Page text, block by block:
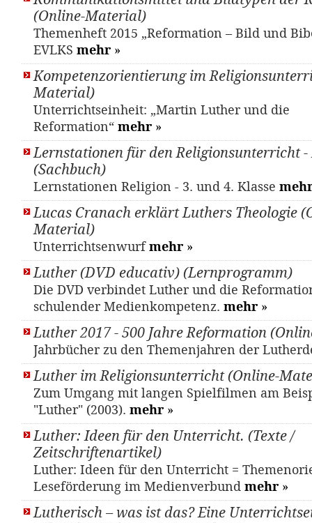
(Online-Material)
Themenheft 2015 „Reformation – Bild und
EVLKS mehr »
Kompetenzorientierung im
Material)
Unterrichtseinheit: „Martin Luther und die
Reformation“ mehr »
Lernstationen für den Religionsunterricht
(Sachbuch)
Lernstationen Religion - 3. und 4. Klasse
Lucas Cranach erklärt Luthers Theologie
Material)
Unterrichtsenwurfmehr »
Luther (DVD educativ) (Lernprogramm)
Die DVD verbindet Luther und die
schulender Medienkompetenz. mehr »
Luther 2017 - 500 Jahre Reformation
Jahrbücher zu den Themenjahren der
Luther im Religionsunterricht (Online-
Zum Umgang mit langen Spielfilmen am
"Luther" (2003). mehr »
Luther: Ideen für den Unterricht. (Texte /
Zeitschriftenartikel)
Luther: Ideen für den Unterricht =
Leseförderung im Medienverbund mehr »
Lutherisch – was ist das? Eine